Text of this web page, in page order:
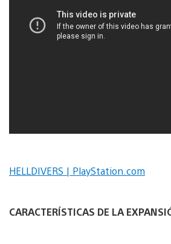
HELLDIVERS | PlayStation.com
CARACTERÍSTICAS DE LA